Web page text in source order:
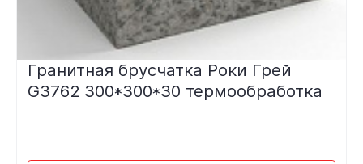
Гранитная брусчатка Роки Грей
G3762 300*300*30 термообработка